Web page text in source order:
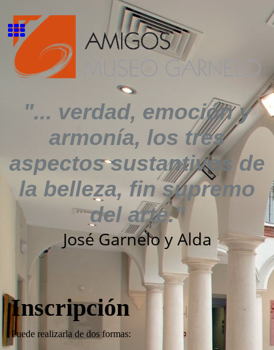
"... verdad, emoción y
armonía, los tres
aspectos sustantivos de
la belleza, fin supremo
del arte."
José Garnelo y Alda
Inscripción
Puede realizarla de dos formas: